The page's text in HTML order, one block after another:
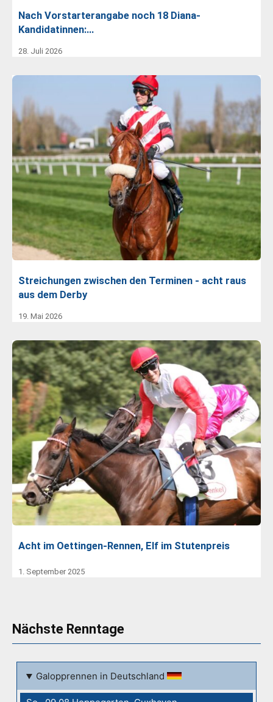
Nach Vorstarterangabe noch 18 Diana-
Kandidatinnen:…
28. Juli 2026
Streichungen zwischen den Terminen - acht raus
aus dem Derby
19. Mai 2026
Acht im Oettingen-Rennen, Elf im Stutenpreis
1. September 2025
Nächste Renntage
Galopprennen in Deutschland